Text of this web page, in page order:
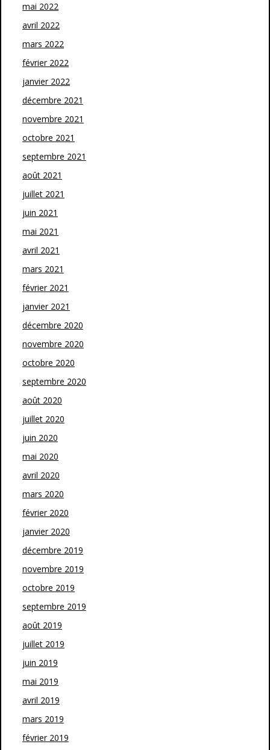
mai 2022
avril 2022
mars 2022
février 2022
janvier 2022
décembre 2021
novembre 2021
octobre 2021
septembre 2021
août 2021
juillet 2021
juin 2021
mai 2021
avril 2021
mars 2021
février 2021
janvier 2021
décembre 2020
novembre 2020
octobre 2020
septembre 2020
août 2020
juillet 2020
juin 2020
mai 2020
avril 2020
mars 2020
février 2020
janvier 2020
décembre 2019
novembre 2019
octobre 2019
septembre 2019
août 2019
juillet 2019
juin 2019
mai 2019
avril 2019
mars 2019
février 2019